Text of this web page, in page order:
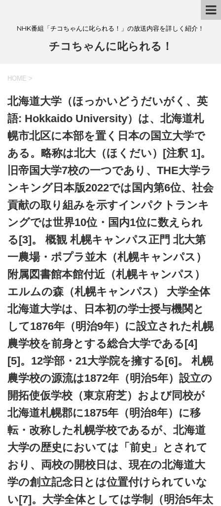
NHK番組「チコちゃんに叱られる！」の放送内容を詳しく紹介！
チコちゃんに叱られる！
HOME >
北海道大学（ほっかいどうだいがく、英
語: Hokkaido University）は、北海道札
幌市北区に本部を置く日本の国立大学で
ある。略称は北大（ほくだい）[注釈 1]。
旧帝国大学7校の一つであり、THE大学ラ
ンキング日本版2022では国内第6位、社会
貢献の取り組みを示すインパクトランキ
ングでは世界10位・国内1位に数えられ
る[3]。 概観 札幌キャンパス正門 北大第
一農場・ポプラ並木（札幌キャンパス）
附属図書館本館付近（札幌キャンパス）
エルムの森（札幌キャンパス） 大学全体
北海道大学は、日本初の学士授与機関と
して1876年（明治9年）に設立された札幌
農学校を前身とする総合大学である[4]
[5]。12学部・21大学院を擁する[6]。 札幌
農学校の源流は1872年（明治5年）設立の
開拓使仮学校（東京府芝）および同校が
北海道札幌郡に1875年（明治8年）に移
転・改称した札幌学校であるが、北海道
大学の歴史においては「前史」とされて
おり、両校の開校日は、現在の北海道大
学の創立記念日とは位置付けられていな
い[7]。大学全体としては学制（明治5年太